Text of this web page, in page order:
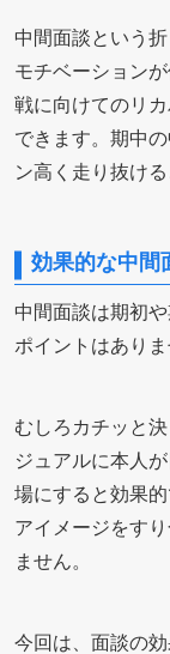
中間面談という
モチベーション
戦に向けてのリ
できます。期中
ン高く走り抜け
効果的な中間
中間面談は期初
ポイントはありま
むしろカチッと
ジュアルに本人
場にすると効果
アイメージをす
ません。
今回は、面談の